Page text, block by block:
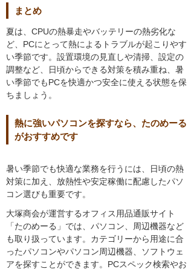
まとめ
夏は、CPUの熱暴走やバッテリーの熱劣化な
ど、PCにとって熱によるトラブルが起こりやす
い季節です。設置環境の見直しや清掃、設定の
調整など、日頃からできる対策を積み重ね、暑
い季節でもPCを快適かつ安全に使える状態を保
ちましょう。
熱に強いパソコンを探すなら、たのめーる
がおすすめです
暑い季節でも快適な業務を行うには、日頃の熱
対策に加え、放熱性や安定稼働に配慮したパソ
コン選びも重要です。
大塚商会が運営するオフィス用品通販サイト
「たのめーる」では、パソコン、周辺機器など
も取り扱っています。カテゴリーから用途に合
ったパソコンやパソコン周辺機器、ソフトウェ
アを探すことができます。PCスペック検索やお